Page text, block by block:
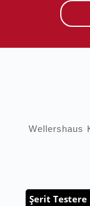
Wellershaus
Şerit Testere